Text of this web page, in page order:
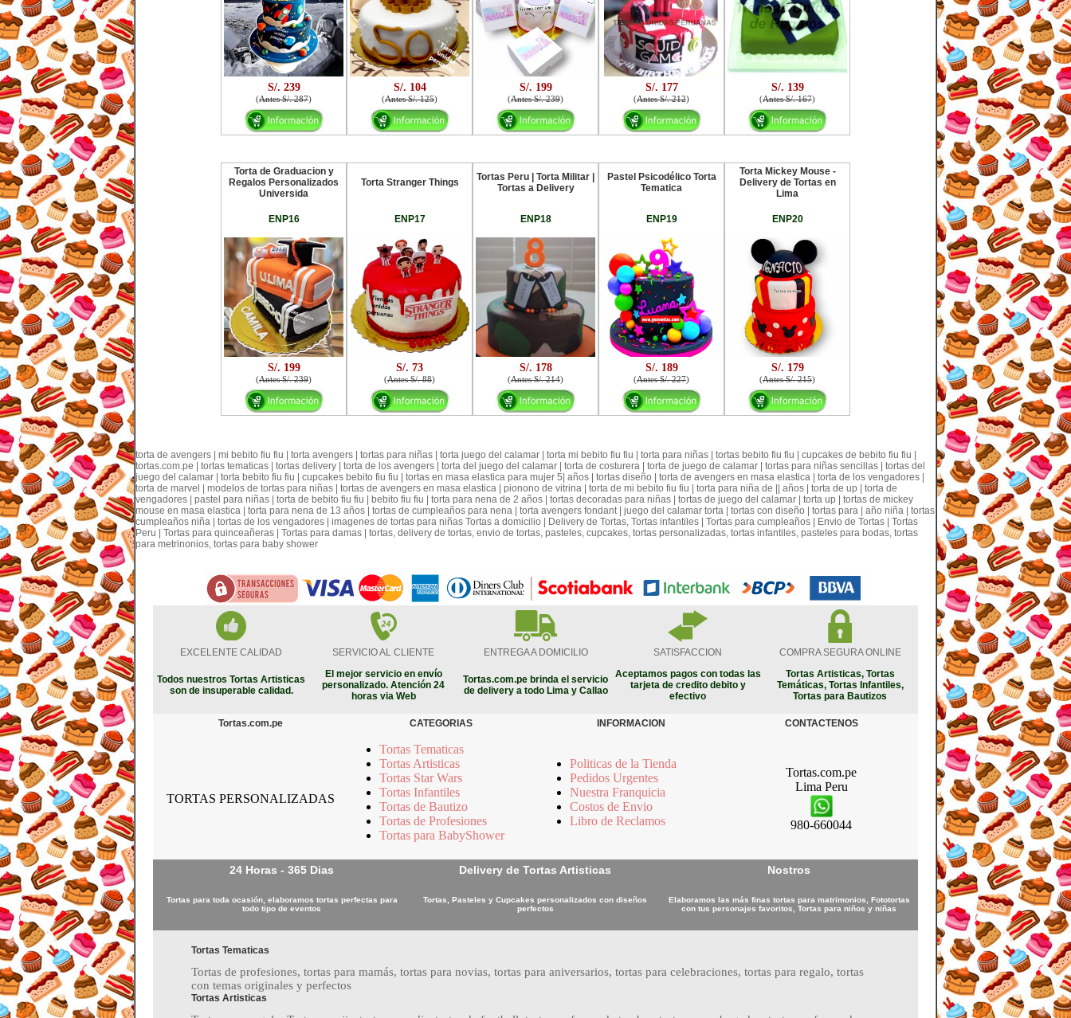
S/. 239
(Antes S/. 287)
S/. 104
(Antes S/. 125)
S/. 199
(Antes S/. 239)
S/. 177
(Antes S/. 212)
S/. 139
(Antes S/. 167)
Torta de Graduacion y
Regalos Personalizados
Universida
ENP16
S/. 199
(Antes S/. 239)
Torta Stranger Things
ENP17
S/. 73
(Antes S/. 88)
Tortas Peru | Torta Militar |
Tortas a Delivery
ENP18
S/. 178
(Antes S/. 214)
Pastel Psicodélico Torta
Tematica
ENP19
S/. 189
(Antes S/. 227)
Torta Mickey Mouse -
Delivery de Tortas en
Lima
ENP20
S/. 179
(Antes S/. 215)
torta de avengers | mi bebito fiu fiu | torta avengers | tortas para niñas | torta juego del calamar | torta mi bebito fiu fiu | torta para niñas | tortas bebito fiu fiu | cupcakes de bebito fiu fiu |
tortas.com.pe | tortas tematicas | tortas delivery | torta de los avengers | torta del juego del calamar | torta de costurera | torta de juego de calamar | tortas para niñas sencillas | tortas del
juego del calamar | torta bebito fiu fiu | cupcakes bebito fiu fiu | tortas en masa elastica para mujer 5| años | tortas diseño | torta de avengers en masa elastica | torta de los vengadores |
torta de marvel | modelos de tortas para niñas | tortas de avengers en masa elastica | pionono de vitrina | torta de mi bebito fiu fiu | torta para niña de || años | torta de up | torta de
vengadores | pastel para niñas | torta de bebito fiu fiu | bebito fiu fiu | torta para nena de 2 años | tortas decoradas para niñas | tortas de juego del calamar | torta up | tortas de mickey
mouse en masa elastica | torta para nena de 13 años | tortas de cumpleaños para nena | torta avengers fondant | juego del calamar torta | tortas con diseño | tortas para | año niña | tortas
cumpleaños niña | tortas de los vengadores | imagenes de tortas para niñas Tortas a domicilio | Delivery de Tortas, Tortas infantiles | Tortas para cumpleaños | Envio de Tortas | Tortas
Peru | Tortas para quinceañeras | Tortas para damas | tortas, delivery de tortas, envio de tortas, pasteles, cupcakes, tortas personalizadas, tortas infantiles, pasteles para bodas, tortas
para metrinonios, tortas para baby shower
EXCELENTE CALIDAD SERVICIO AL CLIENTE ENTREGA A DOMICILIO SATISFACCION COMPRA SEGURA ONLINE
Todos nuestros Tortas Artisticas
son de insuperable calidad.
El mejor servicio en envío
personalizado. Atención 24
horas via Web
Tortas.com.pe brinda el servicio
de delivery a todo Lima y Callao
Aceptamos pagos con todas las
tarjeta de credito debito y
efectivo
Tortas Artisticas, Tortas
Temáticas, Tortas Infantiles,
Tortas para Bautizos
Tortas.com.pe CATEGORIAS INFORMACION CONTACTENOS
TORTAS PERSONALIZADAS
Tortas Tematicas
Tortas Artisticas
Tortas Star Wars
Tortas Infantiles
Tortas de Bautizo
Tortas de Profesiones
Tortas para BabyShower
Politicas de la Tienda
Pedidos Urgentes
Nuestra Franquicia
Costos de Envio
Libro de Reclamos
Tortas.com.pe
Lima Peru
980-660044
24 Horas - 365 Dias Delivery de Tortas Artisticas Nostros
Tortas para toda ocasión, elaboramos tortas perfectas para
todo tipo de eventos
Tortas, Pasteles y Cupcakes personalizados con diseños
perfectos
Elaboramos las más finas tortas para matrimonios, Fototortas
con tus personajes favoritos, Tortas para niños y niñas
Tortas Tematicas
Tortas de profesiones, tortas para mamás, tortas para novias, tortas para aniversarios, tortas para celebraciones, tortas para regalo, tortas
con temas originales y perfectos
Tortas Artisticas